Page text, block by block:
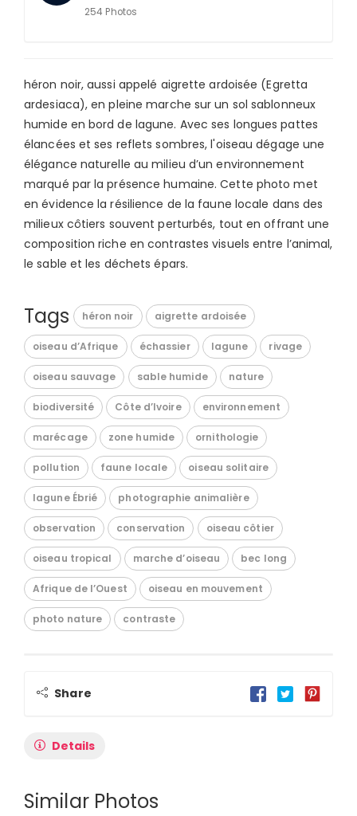
254 Photos
héron noir, aussi appelé aigrette ardoisée (Egretta
ardesiaca), en pleine marche sur un sol sablonneux
humide en bord de lagune. Avec ses longues pattes
élancées et ses reflets sombres, l'oiseau dégage une
élégance naturelle au milieu d’un environnement
marqué par la présence humaine. Cette photo met
en évidence la résilience de la faune locale dans des
milieux côtiers souvent perturbés, tout en offrant une
composition riche en contrastes visuels entre l’animal,
le sable et les déchets épars.
Tags héron noir aigrette ardoisée
oiseau d’Afrique échassier lagune rivage
oiseau sauvage sable humide nature
biodiversité Côte d’Ivoire environnement
marécage zone humide ornithologie
pollution faune locale oiseau solitaire
lagune Ébrié photographie animalière
observation conservation oiseau côtier
oiseau tropical marche d’oiseau bec long
Afrique de l’Ouest oiseau en mouvement
photo nature contraste
Share
Details
Similar Photos